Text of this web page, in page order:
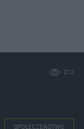
212
SPOŁECZEŃSTWO